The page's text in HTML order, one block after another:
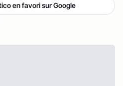
en favori sur Google